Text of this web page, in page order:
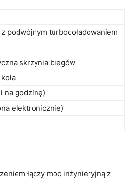
podwójnym turbodoładowaniem
skrzynia biegów
na godzinę)
elektronicznie)
łączy moc inżynieryjną z